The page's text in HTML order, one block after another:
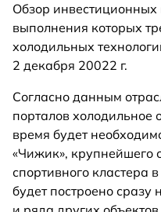
Обзор инвестиционных
выполнения которых
холодильных
2 декабря 20022 г.
Согласно данным
порталов
время будет
«Чижик», крупнейшего
спортивного кластера
будет построено сразу